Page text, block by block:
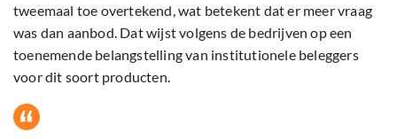
tweemaal toe overtekend, wat betekent dat er meer vraag
was dan aanbod. Dat wijst volgens de bedrijven op een
toenemende belangstelling van institutionele beleggers
voor dit soort producten.